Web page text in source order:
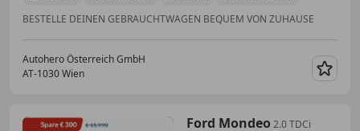
BESTELLE DEINEN GEBRAUCHTWAGEN BEQUEM VON ZUHAUSE
Autohero Österreich GmbH
AT-1030 Wien
Ford Mondeo 2.0 TDCi